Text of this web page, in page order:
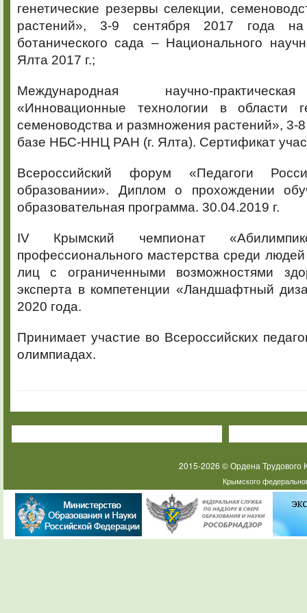
генетические резервы селекции,
растений», 3-9 сентября 2017 года на
ботанического сада – Национального
Ялта 2017 г.;
Международная научно-
«Инновационные технологии в области
семеноводства и размножения растений», 3-8
базе НБС-ННЦ РАН (г. Ялта). Сертификат
Всероссийский форум «Педагоги
образовании». Диплом о прохождении
образовательная программа. 30.04.2019 г.
IV Крымский чемпионат
профессионального мастерства среди
лиц с ограниченными возможностями
эксперта в компетенции «Ландшафтный
2020 года.
Принимает участие во Всероссийских
олимпиадах.
2015-2026 © Ордена
Крымского